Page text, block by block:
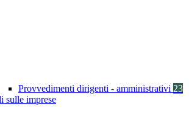
Provvedimenti dirigenti - amministrativi 23
sulle imprese